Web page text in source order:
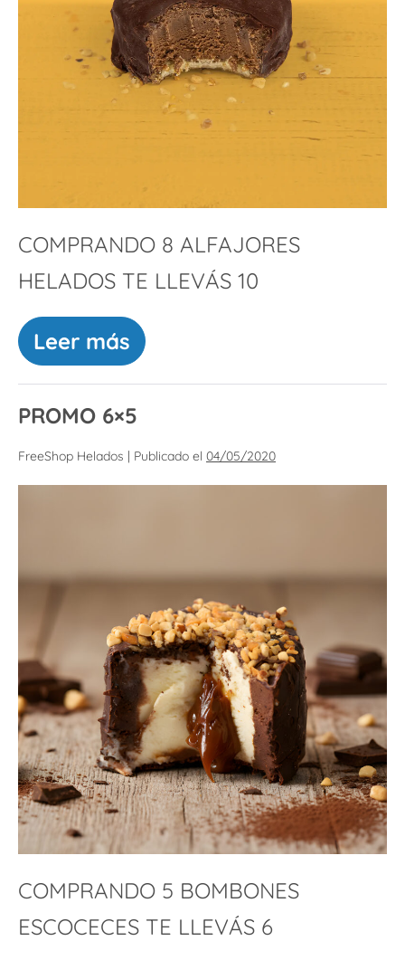
COMPRANDO 8 ALFAJORES
HELADOS TE LLEVÁS 10
Leer más
PROMO 6×5
FreeShop Helados | Publicado el 04/05/2020
COMPRANDO 5 BOMBONES
ESCOCECES TE LLEVÁS 6